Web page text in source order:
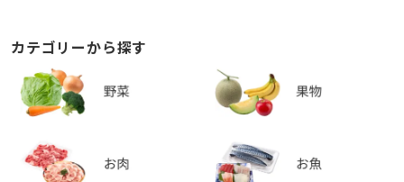
カテゴリーから探す